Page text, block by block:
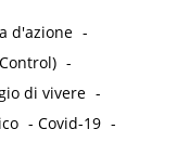
d'azione -
-
di vivere -
-Covid-19 -